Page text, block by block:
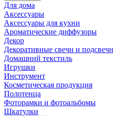
Для дома
Аксессуары
Аксессуары для кухни
Ароматические диффузоры
Декор
Декоративные свечи и
Домашний текстиль
Игрушки
Инструмент
Косметическая продукция
Полотенца
Фоторамки и фотоальбомы
Шкатулки